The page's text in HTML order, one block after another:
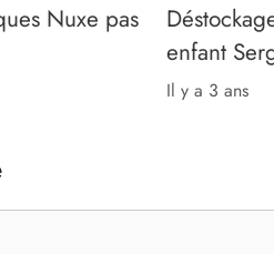
Nuxe pas
enfant
il y a 3 ans